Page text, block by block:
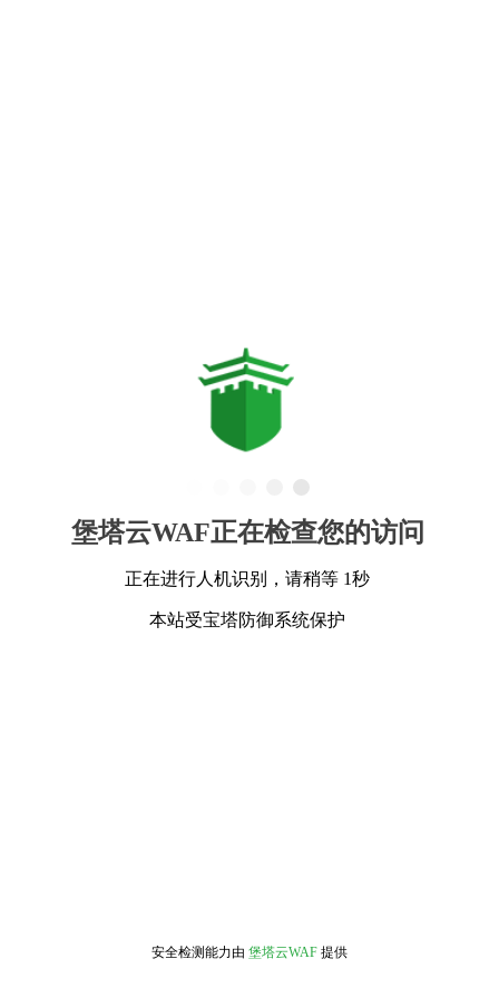
堡塔云WAF正在检查您的访问
正在进行人机识别，请稍等 1秒
本站受宝塔防御系统保护
安全检测能力由 堡塔云WAF 提供